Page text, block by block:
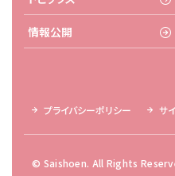
情報公開
プライバシーポリシー サ
© Saishoen. All Rights